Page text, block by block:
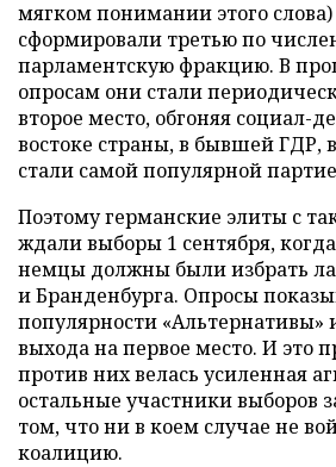
мягком понимании этого
сформировали третью по
парламентскую фракцию. В
опросам они стали
второе место, обгоняя социал-
востоке страны, в бывшей ГДР,
стали самой популярной
Поэтому германские элиты с
ждали выборы 1 сентября,
немцы должны были избрать
и Бранденбурга. Опросы
популярности «Альтернативы»
выхода на первое место. И это
против них велась усиленная
остальные участники выборов
том, что ни в коем случае не
коалицию.